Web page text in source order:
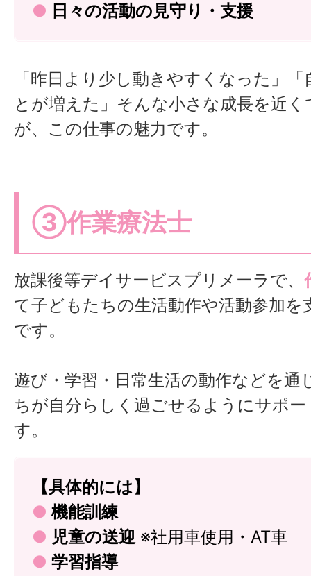
● 日々の活動の見守り・支援
「昨日より少し動きやすくなった」
とが増えた」そんな小さな成長を近
が、この仕事の魅力です。
③作業療法士
放課後等デイサービスプリメーラで、
て子どもたちの生活動作や活動参加を
です。
遊び・学習・日常生活の動作などを通
ちが自分らしく過ごせるようにサポ
す。
【具体的には】
● 機能訓練
● 児童の送迎※社用車使用・AT車
● 学習指導